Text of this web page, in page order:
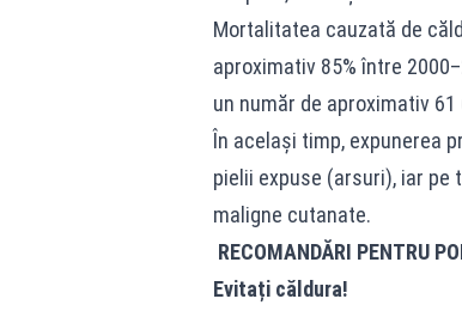
Mortalitatea cauzată de
aproximativ 85% între
un număr de aproximativ
În același timp, expunerea
pielii expuse (arsuri), iar pe
maligne cutanate.
RECOMANDĂRI PENTRU
Evitați căldura!